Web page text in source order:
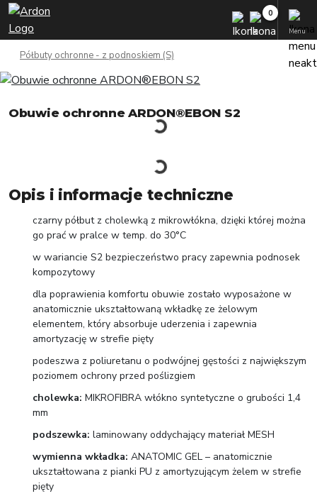
Menu
Półbuty ochronne - z podnoskiem (S)
Obuwie ochronne ARDON®EBON S2
Opis i informacje techniczne
czarny półbut z cholewką z mikrowłókna, dzięki której można
go prać w pralce w temp. do 30°C
w wariancie S2 bezpieczeństwo pracy zapewnia podnosek
kompozytowy
dla poprawienia komfortu obuwie zostało wyposażone w
anatomicznie ukształtowaną wkładkę ze żelowym
elementem, który absorbuje uderzenia i zapewnia
amortyzację w strefie pięty
podeszwa z poliuretanu o podwójnej gęstości z największym
poziomem ochrony przed poślizgiem
cholewka: MIKROFIBRA włókno syntetyczne o grubości 1,4
mm
podszewka: laminowany oddychający materiał MESH
wymienna wkładka: ANATOMIC GEL – anatomicznie
ukształtowana z pianki PU z amortyzującym żelem w strefie
pięty